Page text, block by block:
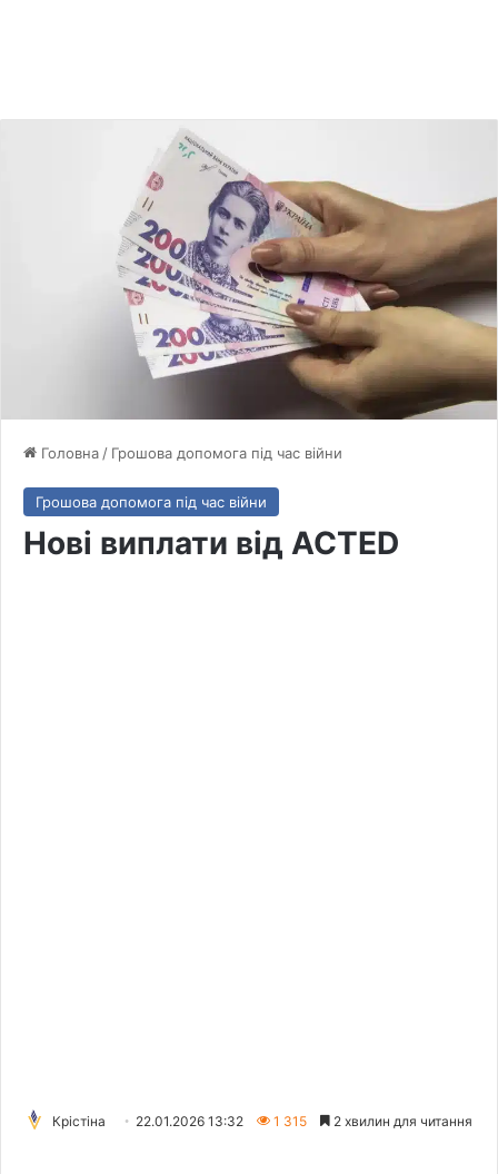
Головна / Грошова допомога під час війни
Грошова допомога під час війни
Нові виплати від ACTED
Крістіна 22.01.2026 13:32 1 315 2 хвилин для читання